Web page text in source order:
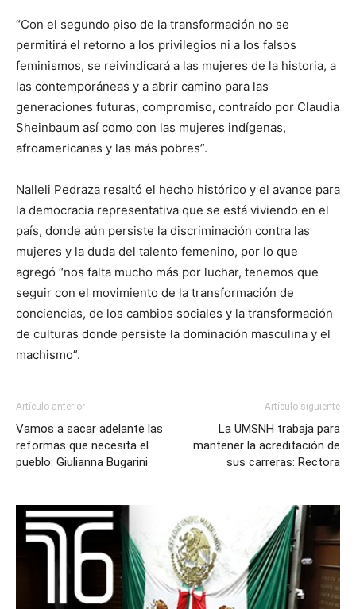
“Con el segundo piso de la transformación no se
permitirá el retorno a los privilegios ni a los falsos
feminismos, se reivindicará a las mujeres de la historia, a
las contemporáneas y a abrir camino para las
generaciones futuras, compromiso, contraído por Claudia
Sheinbaum así como con las mujeres indígenas,
afroamericanas y las más pobres”.
Nalleli Pedraza resaltó el hecho histórico y el avance para
la democracia representativa que se está viviendo en el
país, donde aún persiste la discriminación contra las
mujeres y la duda del talento femenino, por lo que
agregó “nos falta mucho más por luchar, tenemos que
seguir con el movimiento de la transformación de
conciencias, de los cambios sociales y la transformación
de culturas donde persiste la dominación masculina y el
machismo”.
Artículo anterior
Vamos a sacar adelante las
reformas que necesita el
pueblo: Giulianna Bugarini
Artículo siguiente
La UMSNH trabaja para
mantener la acreditación de
sus carreras: Rectora